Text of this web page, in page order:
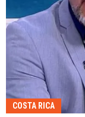
COSTA RICA